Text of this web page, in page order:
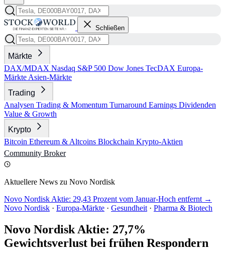
Schließen
Märkte
DAX/MDAX Nasdaq S&P 500 Dow Jones TecDAX Europa-
Märkte Asien-Märkte
Trading
Analysen Trading & Momentum Turnaround Earnings Dividenden
Value & Growth
Krypto
Bitcoin Ethereum & Altcoins Blockchain Krypto-Aktien
Community Broker
Aktuellere News zu Novo Nordisk
Novo Nordisk Aktie: 29,43 Prozent vom Januar-Hoch entfernt →
Novo Nordisk · Europa-Märkte · Gesundheit · Pharma & Biotech
Novo Nordisk Aktie: 27,7%
Gewichtsverlust bei frühen Respondern